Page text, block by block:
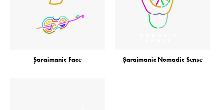
Șaraimanic Face Șaraimanic Nomadic Sense